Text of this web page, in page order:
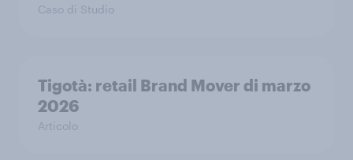
Caso di Studio
Tigotà: retail Brand Mover di marzo
2026
Articolo